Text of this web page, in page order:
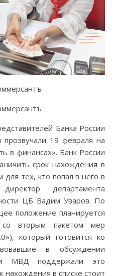
Банка России
19 февраля на
в финансах». Банк России
срок нахождения в
тех, кто попал в него в
департамента
ЦБ Вадим Уваров. По
положение планируется
со вторым пакетом мер
который готовится ко
в обсуждении
и МВД поддержали это
в списке стоит